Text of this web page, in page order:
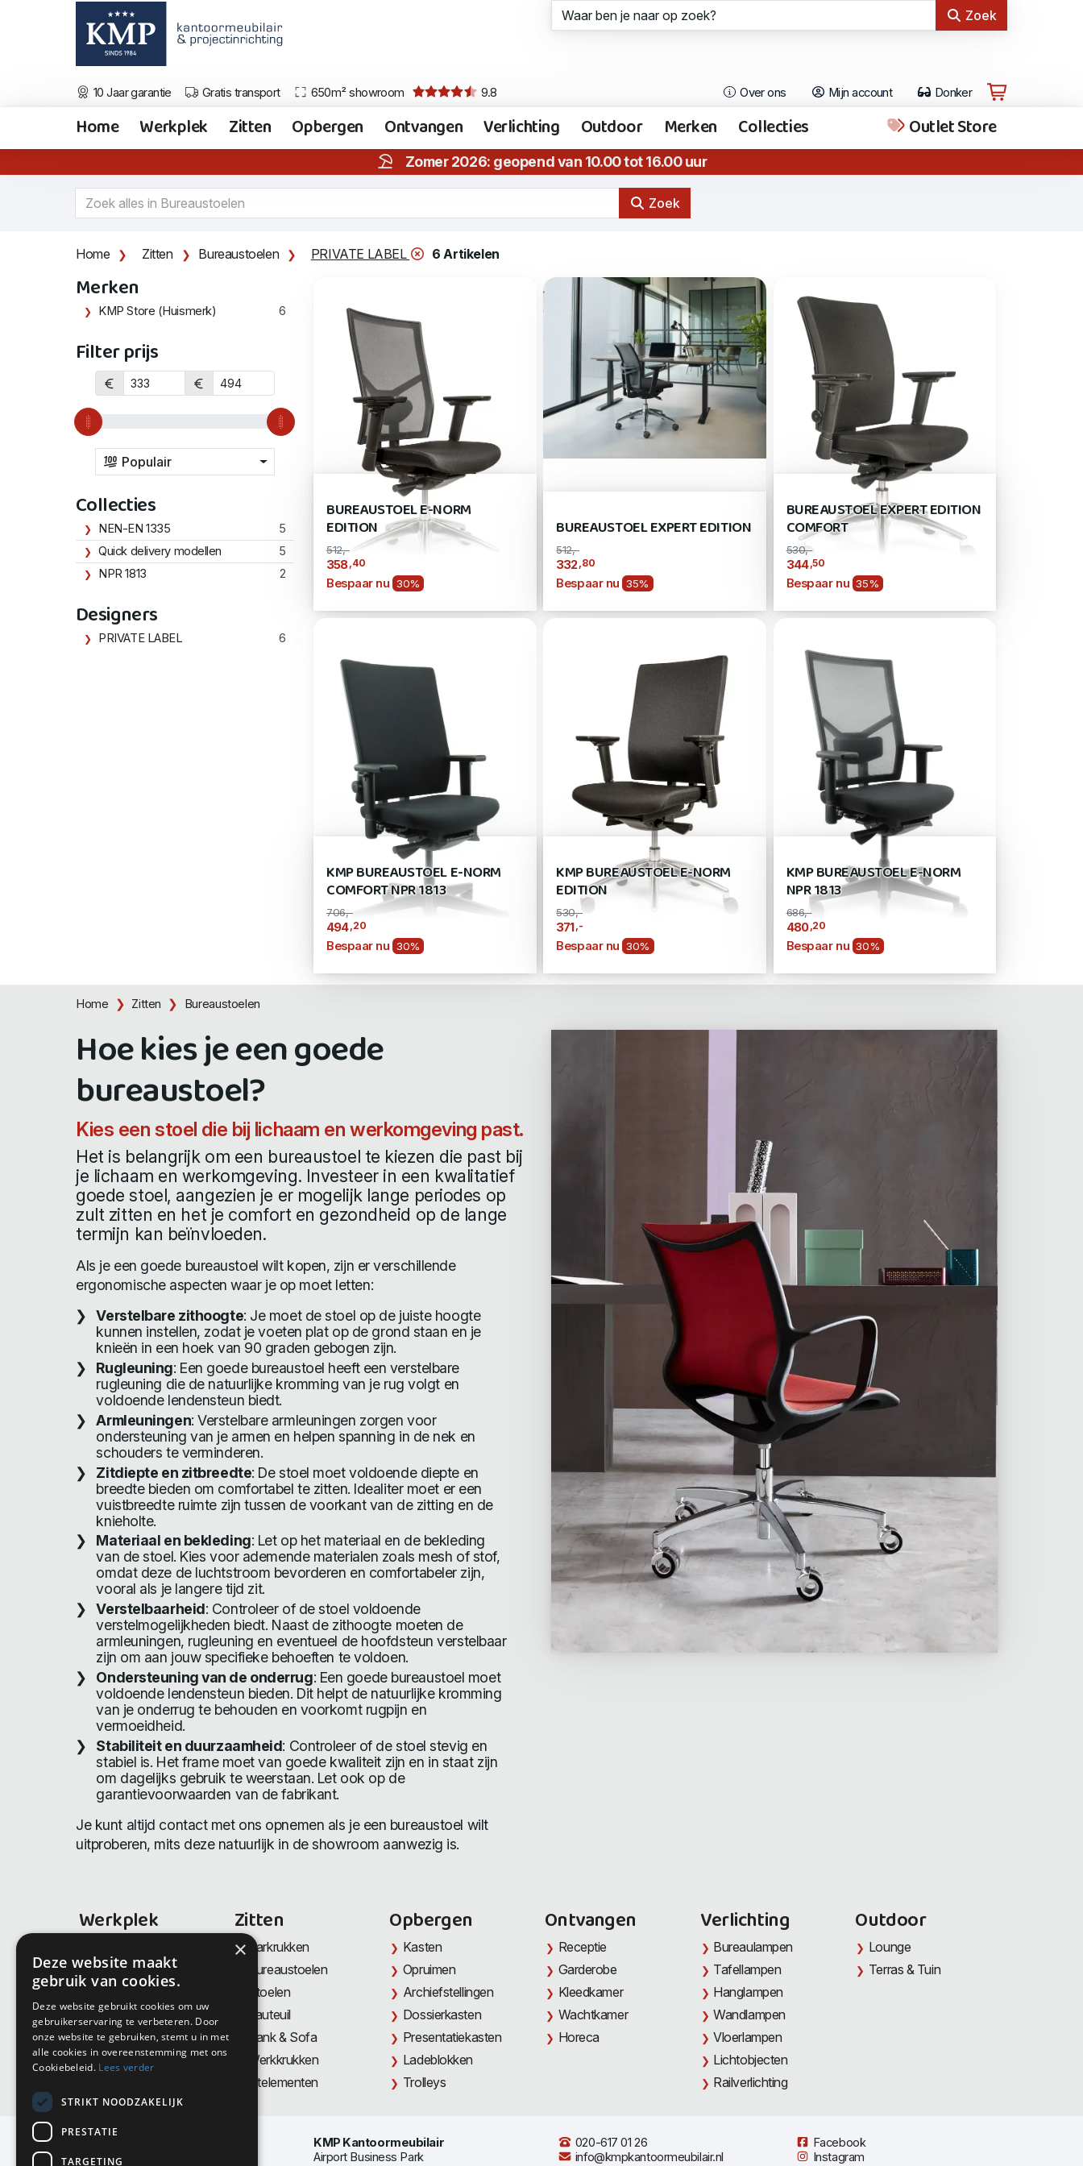
Zoek
10 Jaar garantie Gratis transport 650m² showroom 9.8 Over ons Mijn account Donker
Home Werkplek Zitten Opbergen Ontvangen Verlichting Outdoor Merken Collecties Outlet Store
Zomer 2026: geopend van 10.00 tot 16.00 uur
Zoek
Home Zitten Bureaustoelen PRIVATE LABEL 6 Artikelen
Merken
KMP Store (Huismerk) 6
Filter prijs
Populair
Collecties
NEN-EN 1335
5
Quick delivery modellen
5
NPR 1813
2
Designers
PRIVATE LABEL 6
BUREAUSTOEL E-NORM
EDITION
512,-
358,40
Bespaar nu 30%
BUREAUSTOEL EXPERT EDITION
512,-
332,80
Bespaar nu 35%
BUREAUSTOEL EXPERT EDITION
COMFORT
530,-
344 ,50
Bespaar nu 35%
KMP BUREAUSTOEL E-NORM
COMFORT NPR 1813
706,-
494,20
Bespaar nu 30%
KMP BUREAUSTOEL E-NORM
EDITION
530,-
371,-
Bespaar nu 30%
KMP BUREAUSTOEL E-NORM
NPR 1813
686,-
480 ,20
Bespaar nu 30%
Home Zitten Bureaustoelen
Hoe kies je een goede
bureaustoel?
Kies een stoel die bij lichaam en werkomgeving past.
Het is belangrijk om een bureaustoel te kiezen die past bij
je lichaam en werkomgeving. Investeer in een kwalitatief
goede stoel, aangezien je er mogelijk lange periodes op
zult zitten en het je comfort en gezondheid op de lange
termijn kan beïnvloeden.
Als je een goede bureaustoel wilt kopen, zijn er verschillende
ergonomische aspecten waar je op moet letten:
Verstelbare zithoogte: Je moet de stoel op de juiste hoogte
kunnen instellen, zodat je voeten plat op de grond staan en je
knieën in een hoek van 90 graden gebogen zijn.
Rugleuning: Een goede bureaustoel heeft een verstelbare
rugleuning die de natuurlijke kromming van je rug volgt en
voldoende lendensteun biedt.
Armleuningen: Verstelbare armleuningen zorgen voor
ondersteuning van je armen en helpen spanning in de nek en
schouders te verminderen.
Zitdiepte en zitbreedte: De stoel moet voldoende diepte en
breedte bieden om comfortabel te zitten. Idealiter moet er een
vuistbreedte ruimte zijn tussen de voorkant van de zitting en de
knieholte.
Materiaal en bekleding: Let op het materiaal en de bekleding
van de stoel. Kies voor ademende materialen zoals mesh of stof,
omdat deze de luchtstroom bevorderen en comfortabeler zijn,
vooral als je langere tijd zit.
Verstelbaarheid: Controleer of de stoel voldoende
verstelmogelijkheden biedt. Naast de zithoogte moeten de
armleuningen, rugleuning en eventueel de hoofdsteun verstelbaar
zijn om aan jouw specifieke behoeften te voldoen.
Ondersteuning van de onderrug: Een goede bureaustoel moet
voldoende lendensteun bieden. Dit helpt de natuurlijke kromming
van je onderrug te behouden en voorkomt rugpijn en
vermoeidheid.
Stabiliteit en duurzaamheid: Controleer of de stoel stevig en
stabiel is. Het frame moet van goede kwaliteit zijn en in staat zijn
om dagelijks gebruik te weerstaan. Let ook op de
garantievoorwaarden van de fabrikant.
Je kunt altijd contact met ons opnemen als je een bureaustoel wilt
uitproberen, mits deze natuurlijk in de showroom aanwezig is.
Werkplek
Thuiswerkplek
Zit-Sta bureaus
Directiemeubilair
Akoestiek & Privacy
Tafels
Zitten
Barkrukken
Bureaustoelen
Stoelen
Fauteuil
Bank & Sofa
Werkkrukken
Zitelementen
Opbergen
Kasten
Opruimen
Archiefstellingen
Dossierkasten
Presentatiekasten
Ladeblokken
Trolleys
Ontvangen
Receptie
Garderobe
Kleedkamer
Wachtkamer
Horeca
Verlichting
Bureaulampen
Tafellampen
Hanglampen
Wandlampen
Vloerlampen
Lichtobjecten
Railverlichting
Outdoor
Lounge
Terras & Tuin
KMP Kantoormeubilair
Airport Business Park
020-617 01 26
info@kmpkantoormeubilair.nl
Facebook
Instagram
×
Deze website maakt
gebruik van cookies.
Deze website gebruikt cookies om uw
gebruikerservaring te verbeteren. Door
onze website te gebruiken, stemt u in met
alle cookies in overeenstemming met ons
Cookiebeleid. Lees verder
STRIKT NOODZAKELIJK
PRESTATIE
TARGETING